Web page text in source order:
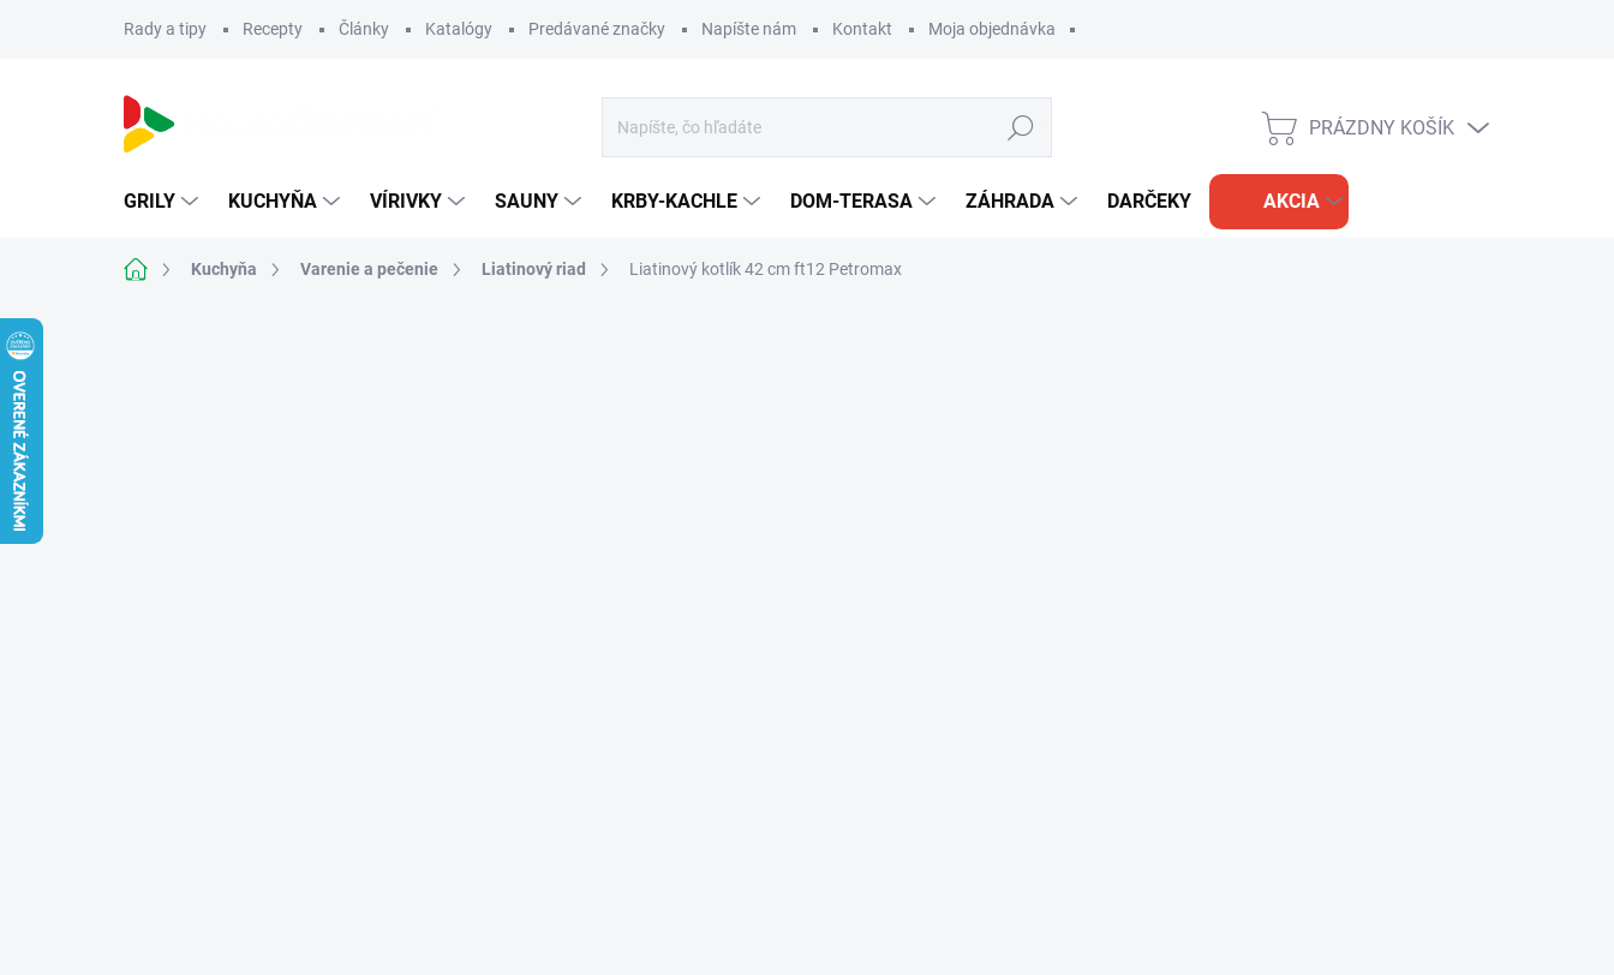
Rady a tipy Recepty Články Katalógy Predávané značky Napíšte nám Kontakt Moja objednávka
Hľadať
NÁKUPNÝ
PRÁZDNY KOŠÍK
GRILY KUCHYŇA VÍRIVKY SAUNY KRBY-KACHLE DOM-TERASA ZÁHRADA DARČEKY AKCIA
DomovKuchyňa Varenie a pečenie Liatinový riad Liatinový kotlík 42 cm ft12 Petromax